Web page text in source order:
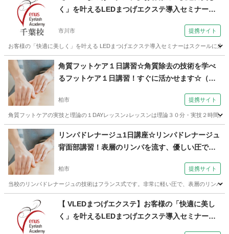
く」を叶えるLEDまつげエクステ導入セミナー
校）
市川市 提携サイト
お客様の「快適に美しく」を叶える LEDまつげエクステ導入セミナーはスクールに
千葉 市川市 メイク
角質フットケア１日講習☆角質除去の技術を学べ
るフットケア１日講習！すぐに活かせます☆（セ
アカデミー 千葉・柏校）
柏市 提携サイト
角質フットケアの実技と理論の１DAYレッスン♪レッスンは理論３０分・実技２時間
千葉 柏市 リフレクソロジー
リンパドレナージュ1日講座☆リンパドレナージュ
背面部講習！表層のリンパを流す、優しい圧で行
ックセーションアカデミー 千葉・柏校）
柏市 提携サイト
当校のリンパドレナージュの技術はフランス式です。非常に軽い圧で、表層のリンパ
柏市 その他
【 VLEDまつげエクステ】お客様の「快適に美し
く」を叶えるLEDまつげエクステ導入セミナー